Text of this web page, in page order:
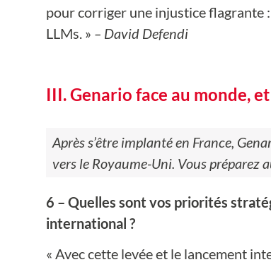
pour corriger une injustice flagrante
LLMs. » – David Defendi
III. Genario face au monde,
Après s’être implanté en France,
vers le Royaume-Uni. Vous préparez
6 – Quelles sont vos priorités
international ?
« Avec cette levée et le lancement